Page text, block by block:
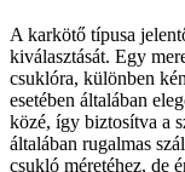
A karkötő típusa
kiválasztását. Egy
csuklóra, különben
esetében általában
közé, így biztosítva a
általában rugalmas
csukló méretéhez, de